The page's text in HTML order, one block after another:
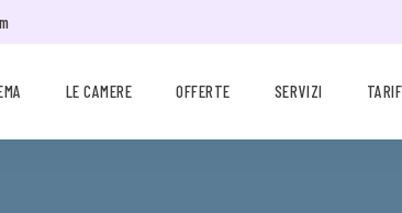
LE CAMERE OFFERTE SERVIZI